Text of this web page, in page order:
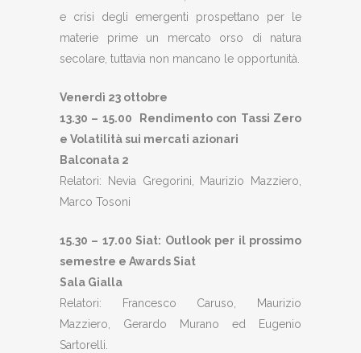
e crisi degli emergenti prospettano per le
materie prime un mercato orso di natura
secolare, tuttavia non mancano le opportunità.
Venerdì 23 ottobre
13.30 – 15.00 Rendimento con Tassi Zero
e Volatilità sui mercati azionari
Balconata 2
Relatori: Nevia Gregorini, Maurizio Mazziero,
Marco Tosoni
15.30 – 17.00Siat: Outlook per il prossimo
semestre e Awards Siat
Sala Gialla
Relatori: Francesco Caruso, Maurizio
Mazziero, Gerardo Murano ed Eugenio
Sartorelli.